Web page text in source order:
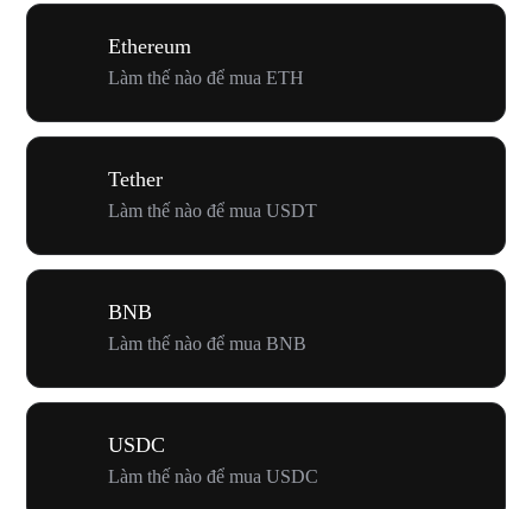
Ethereum
Làm thế nào để mua ETH
Tether
Làm thế nào để mua USDT
BNB
Làm thế nào để mua BNB
USDC
Làm thế nào để mua USDC